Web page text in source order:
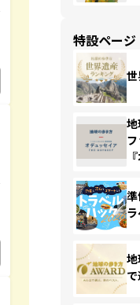
特設ページ